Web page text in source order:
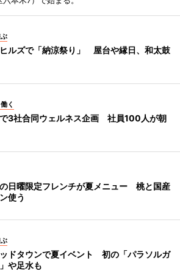
ルズで「納涼祭り」 屋台や縁日、和太鼓
く
3社合同ウェルネス企画 社員100人が朝
日曜限定フレンチが夏メニュー 桃と国産
使う
ドタウンで夏イベント 初の「パラソルガ
や足水も